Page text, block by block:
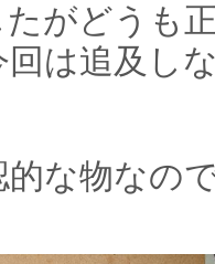
がどうも
は追及し
な物なの